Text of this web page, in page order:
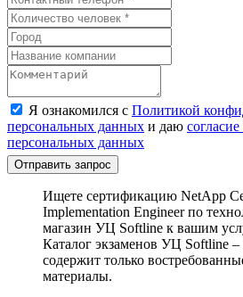
Я ознакомился с Политикой
персональных данных и даю
персональных данных
Отправить запрос
Ищете сертификацию NetApp
Implementation Engineer по
магазин УЦ Softline к вашим
Каталог экзаменов УЦ Softline
содержит только
материалы.